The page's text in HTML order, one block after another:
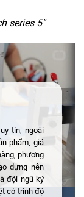
series 5"
tín, ngoài
phẩm, giá
phương
dựng nên
đội ngũ kỹ
có trình độ